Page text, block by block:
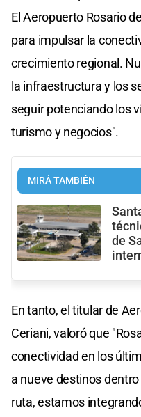
El Aeropuerto Rosario
para impulsar la
crecimiento regional.
la infraestructura y los
seguir potenciando los
turismo y negocios".
MIRÁ TAMBIÉN
de
En tanto, el titular de
Ceriani, valoró que
conectividad en los
a nueve destinos
ruta, estamos